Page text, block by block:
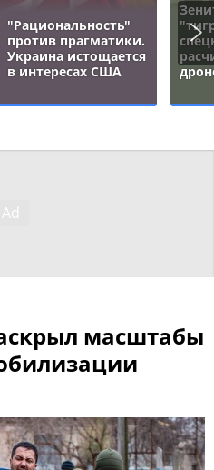
"Рациональность"
против прагматики.
Украина истощается
в интересах США
масштабы